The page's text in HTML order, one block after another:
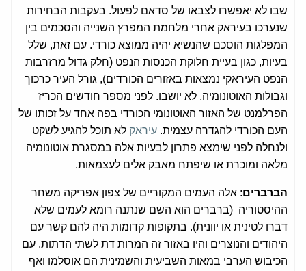
שבו לא יאפשרו לצבאו של סדאם לפעול. בעקבות הבחירות
שנערכו בעיראק אחרי מלחמת המפרץ השנייה והסכמים בין
המפלגות הוסכם שהנשיא יהיה ממוצא כורדי. עם זאת, שלל
בעיות, כגון בעיית חלוקת הכנסות הנפט (חלק גדול מרזרבות
הנפט העיראקי נמצאות באזורים הכורדים), גורל העיר כרכוך
וגבולות האוטונומיה, לא יושבו. לפני מספר חודשים הכריז
הפרלמנט של האזור האוטונומי הכורדי בפה אחד על זכותו של
העם הכורדי להגדרה עצמית. עיראק לא תוכל להגיע לשקט
ולנחלה לפני שימצא פתרון לבעיות אלה במסגרת אוטונומיה
מלאה ומוכרת או שיפתח מאבק אלים לעצמאות.
הברברים: אלה העמים המקוריים של צפון אפריקה משחר
ההיסטוריה (ברברים הוא השם שנתנה רומא לעמים שלא
דברו לטינית או יוונית). בתקופות קדומות היה להם קשר עם
היהודים והנוצרים והיו באזור זה המרות דת לשתי הדתות. עם
הכיבוש הערבי במאות השביעית והשמינית הם אוסלמו ואף